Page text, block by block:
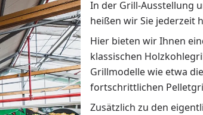
In der Grill-Ausstellung
heißen wir Sie jederzeit
Hier bieten wir Ihnen
klassischen
Grillmodelle wie etwa
fortschrittlichen
Zusätzlich zu den